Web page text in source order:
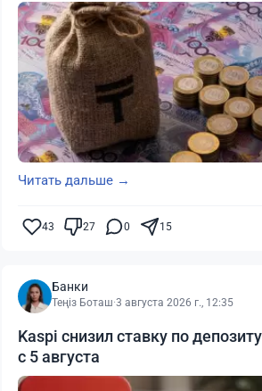
Читать дальше →
43 27 0 15
Банки
Теңіз Боташ·3 августа 2026 г., 12:35
Kaspi снизил ставку по
с 5 августа